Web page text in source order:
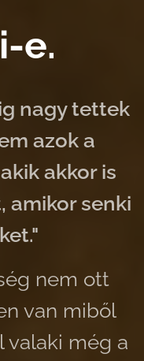
e.
nagy tettek
azok a
akkor is
amikor senki
nem ott
van miből
valaki még a